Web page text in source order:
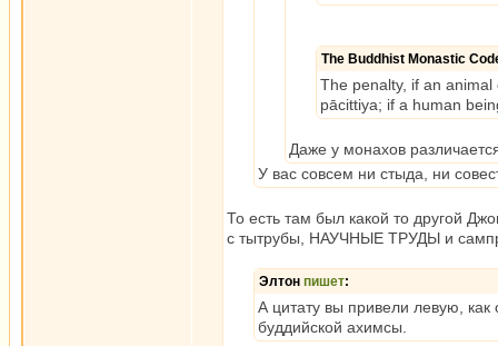
The Buddhist Monastic
The penalty, if an
pācittiya; if a human
Даже у монахов
У вас совсем ни стыда, ни
То есть там был какой то другой
с тытрубы, НАУЧНЫЕ ТРУДЫ и
Элтон пишет:
А цитату вы привели левую, как
буддийской ахимсы.